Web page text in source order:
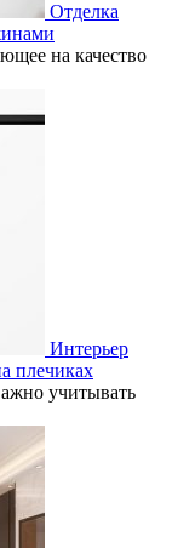
Отделка
на качество
Интерьер
плечиках
учитывать